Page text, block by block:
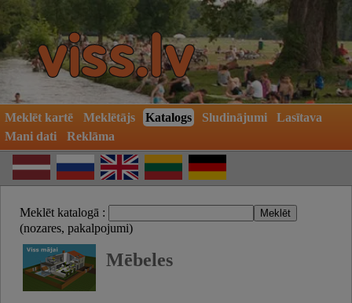
Meklēt kartē Meklētājs Katalogs Sludinājumi
Lasītava
Mani dati
Reklāma
Meklēt katalogā :
(nozares, pakalpojumi)
Mēbeles